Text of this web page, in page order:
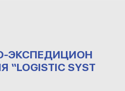
ЭКСПЕДИЦИОН
SYST